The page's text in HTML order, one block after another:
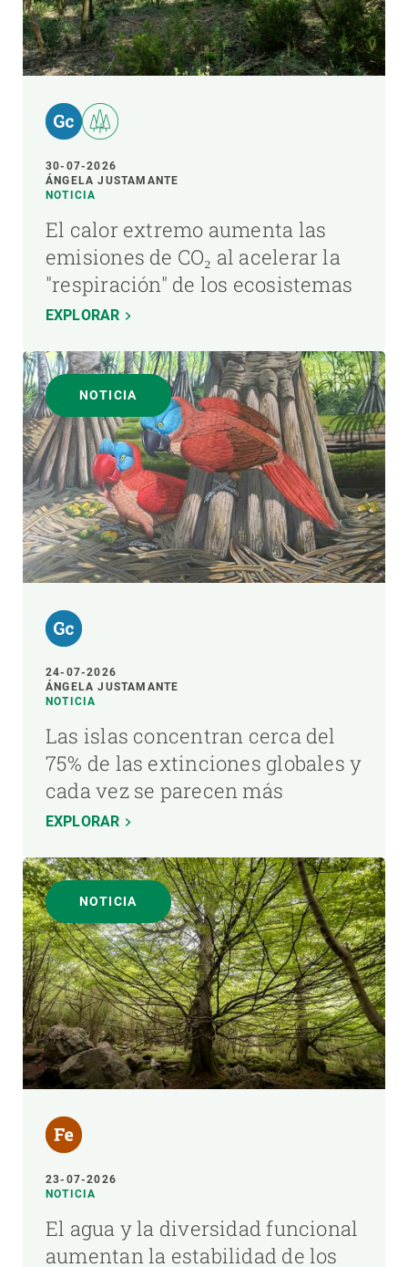
30-07-2026
ÁNGELA JUSTAMANTE
NOTICIA
El calor extremo aumenta las
emisiones de CO₂ al acelerar la
"respiración" de los ecosistemas
EXPLORAR
NOTICIA
24-07-2026
ÁNGELA JUSTAMANTE
NOTICIA
Las islas concentran cerca del
75% de las extinciones globales y
cada vez se parecen más
EXPLORAR
NOTICIA
23-07-2026
NOTICIA
El agua y la diversidad funcional
aumentan la estabilidad de los